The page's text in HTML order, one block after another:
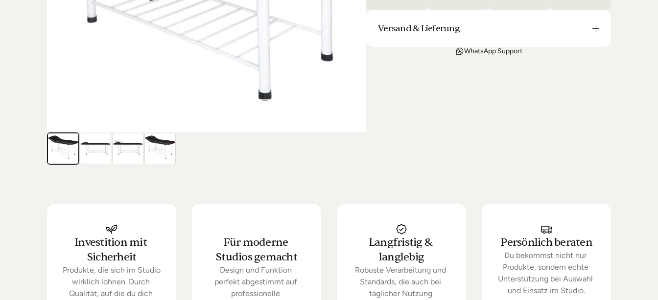
Versand & Lieferung
Unsere Lieferung ist in der Regel in 3-8 Tagen bei Dir. Nach
Bestellung halten wir Sie über den Status Ihrer Bestellung auf dem
WhatsApp Support
Investition mit
Sicherheit
Produkte, die sich im Studio
wirklich lohnen. Durch
Qualität, auf die du dich
Für moderne
Studios gemacht
Design und Funktion
perfekt abgestimmt auf
professionelle
Langfristig &
langlebig
Robuste Verarbeitung und
Standards, die auch bei
täglicher Nutzung
Persönlich beraten
Du bekommst nicht nur
Produkte, sondern echte
Unterstützung bei Auswahl
und Einsatz im Studio.